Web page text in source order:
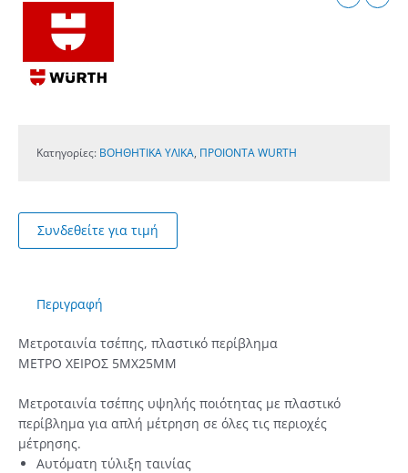
Κατηγορίες: ΒΟΗΘΗΤΙΚΑ ΥΛΙΚΑ, ΠΡΟΙΟΝΤΑ WURTH
Συνδεθείτε για τιμή
Περιγραφή
Μετροταινία τσέπης, πλαστικό περίβλημα
ΜΕΤΡΟ ΧΕΙΡΟΣ 5ΜΧ25ΜΜ
Μετροταινία τσέπης υψηλής ποιότητας με πλαστικό
περίβλημα για απλή μέτρηση σε όλες τις περιοχές
μέτρησης.
Αυτόματη τύλιξη ταινίας